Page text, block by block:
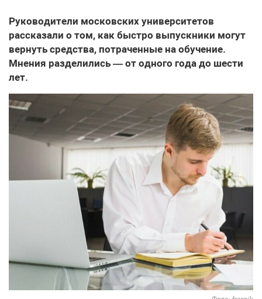
Руководители московских университетов
рассказали о том, как быстро выпускники могут
вернуть средства, потраченные на обучение.
Мнения разделились — от одного года до шести
лет.